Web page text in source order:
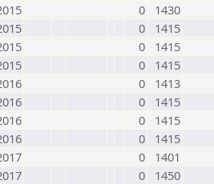
0
1430
0
1415
0
1415
0
1415
0
1413
0
1415
0
1415
0
1415
0
1401
0
1450